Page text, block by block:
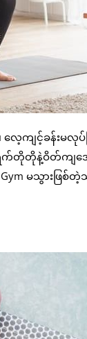
ေ့ကျင့်ခန်းမ
နဲ့ဝိတ်ကျအော
မသွားဖြ